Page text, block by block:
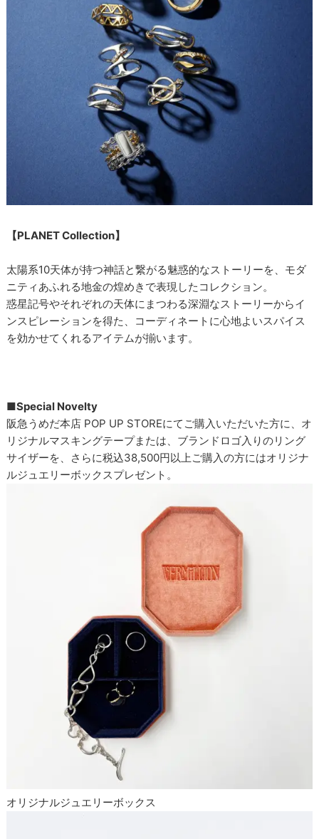
【PLANET Collection】
太陽系10天体が持つ神話と繋がる魅惑的なストーリーを、モダ
ニティあふれる地金の煌めきで表現したコレクション。
惑星記号やそれぞれの天体にまつわる深淵なストーリーからイ
ンスピレーションを得た、コーディネートに心地よいスパイス
を効かせてくれるアイテムが揃います。
■Special Novelty
阪急うめだ本店 POP UP STOREにてご購入いただいた方に、オ
リジナルマスキングテープまたは、ブランドロゴ入りのリング
サイザーを、さらに税込38,500円以上ご購入の方にはオリジナ
ルジュエリーボックスプレゼント。
オリジナルジュエリーボックス